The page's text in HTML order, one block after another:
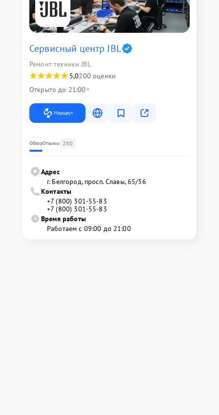
Сервисный центр JBL
Ремонт техники JBL
5,0200 оценки
Открыто до 21:00
Маршрут
ОбзорОтзывы 280
Адрес
г. Белгород, просп. Славы, 65/36
Контакты
+7 (800) 301-55-83
+7 (800) 301-55-83
Время работы
Работаем с 09:00 до 21:00